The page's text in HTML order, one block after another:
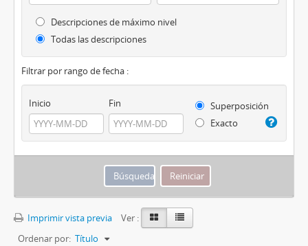
Descripciones de máximo nivel
Todas las descripciones
Filtrar por rango de fecha :
Inicio Fin
Superposición
Exacto
Imprimir vista previa
Ver :
Ordenar por: Título